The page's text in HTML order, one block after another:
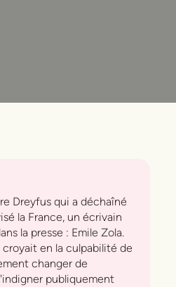
Dreyfus qui a déchaîné
la France, un écrivain
la presse : Emile Zola.
en la culpabilité de
changer de
publiquement